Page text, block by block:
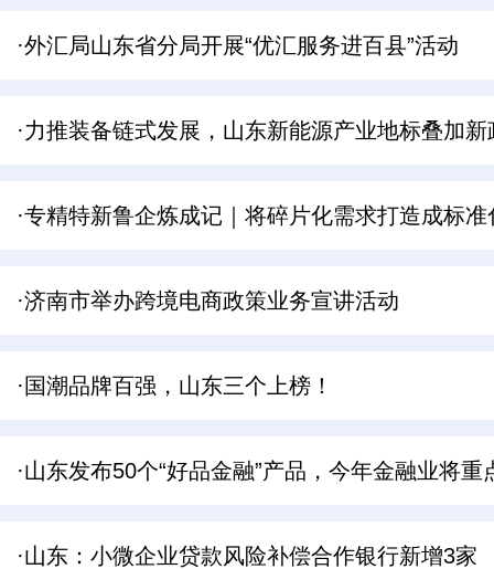
·外汇局山东省分局开展“优汇服务进百县”活动
·力推装备链式发展，山东新能源产业地标叠加
·专精特新鲁企炼成记｜将碎片化需求打造成标
·济南市举办跨境电商政策业务宣讲活动
·国潮品牌百强，山东三个上榜！
·山东发布50个“好品金融”产品，今年金融业将
·山东：小微企业贷款风险补偿合作银行新增3家